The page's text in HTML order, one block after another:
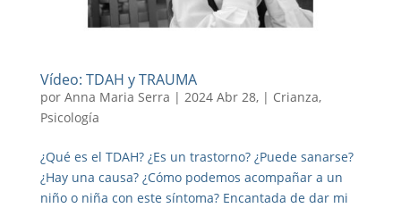
Vídeo: TDAH y TRAUMA
por Anna Maria Serra | 2024 Abr 28,| Crianza,
Psicología
¿Qué es el TDAH? ¿Es un trastorno? ¿Puede sanarse?
¿Hay una causa? ¿Cómo podemos acompañar a un
niño o niña con este síntoma? Encantada de dar mi